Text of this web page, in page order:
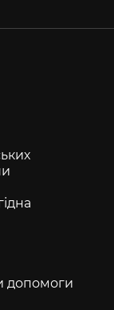
допомоги